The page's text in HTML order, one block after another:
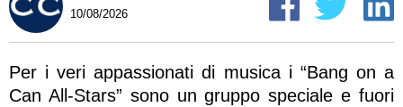
10/08/2026
Per i veri appassionati di musica i “Bang on a
Can All-Stars” sono un gruppo speciale e fuori